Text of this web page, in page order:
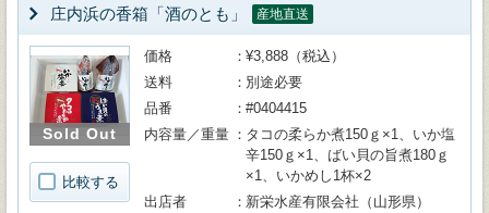
庄内浜の香箱「酒のとも」 産地直送
Sold Out
比較する
価格
¥3,888（税込）
送料
別途必要
品番
#0404415
内容量／重量
タコの柔らか煮150ｇ×1、いか塩
辛150ｇ×1、ばい貝の旨煮180ｇ
×1、いかめし1杯×2
出店者
新栄水産有限会社（山形県）